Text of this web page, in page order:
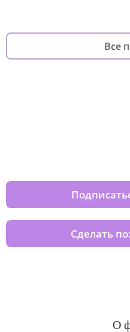
Все
Сделать
О